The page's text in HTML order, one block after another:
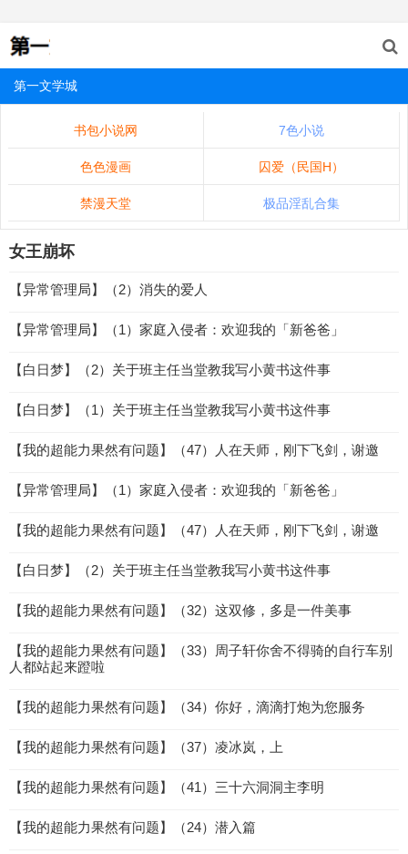
第一文学城
书包小说网 7色小说
色色漫画 囚爱（民国H）
禁漫天堂 极品淫乱合集
女王崩坏
【异常管理局】（2）消失的爱人
【异常管理局】（1）家庭入侵者：欢迎我的「新爸爸」
【白日梦】（2）关于班主任当堂教我写小黄书这件事
【白日梦】（1）关于班主任当堂教我写小黄书这件事
【我的超能力果然有问题】（47）人在天师，刚下飞剑，谢邀
【异常管理局】（1）家庭入侵者：欢迎我的「新爸爸」
【我的超能力果然有问题】（47）人在天师，刚下飞剑，谢邀
【白日梦】（2）关于班主任当堂教我写小黄书这件事
【我的超能力果然有问题】（32）这双修，多是一件美事
【我的超能力果然有问题】（33）周子轩你舍不得骑的自行车别
人都站起来蹬啦
【我的超能力果然有问题】（34）你好，滴滴打炮为您服务
【我的超能力果然有问题】（37）凌冰岚，上
【我的超能力果然有问题】（41）三十六洞洞主李明
【我的超能力果然有问题】（24）潜入篇